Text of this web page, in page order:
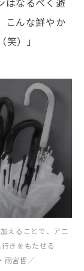
こんな鮮やか
）」
えることで、アニ
きをもたせる
雨宮哲／